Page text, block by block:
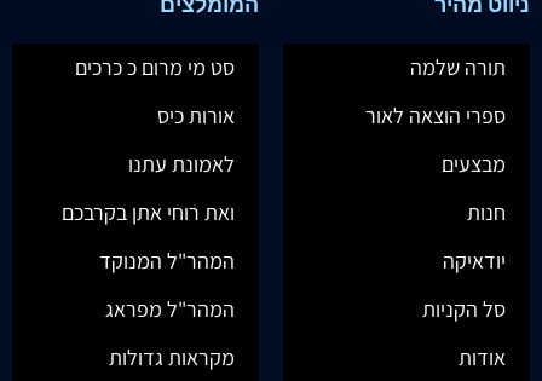
תורה שלמה
ספרי הוצאה לאור
מבצעים
חנות
יודאיקה
סל הקניות
אודות
סט מי מרום כ כרכים
אורות כיס
לאמונת עתנו
ואת רוחי אתן בקרבכם
המהר"ל המנוקד
המהר"ל מפראג
מקראות גדולות